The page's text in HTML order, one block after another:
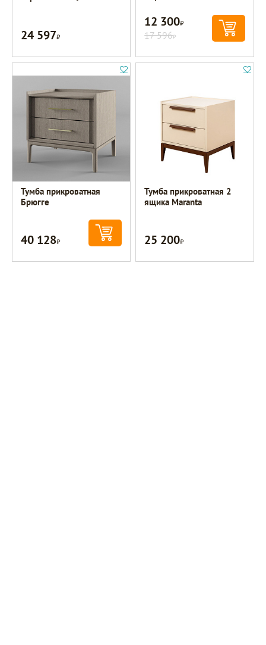
24 597Р
12 300Р
17 596Р
Тумба прикроватная
Брюгге
40 128Р
Тумба прикроватная 2
ящика Maranta
25 200Р